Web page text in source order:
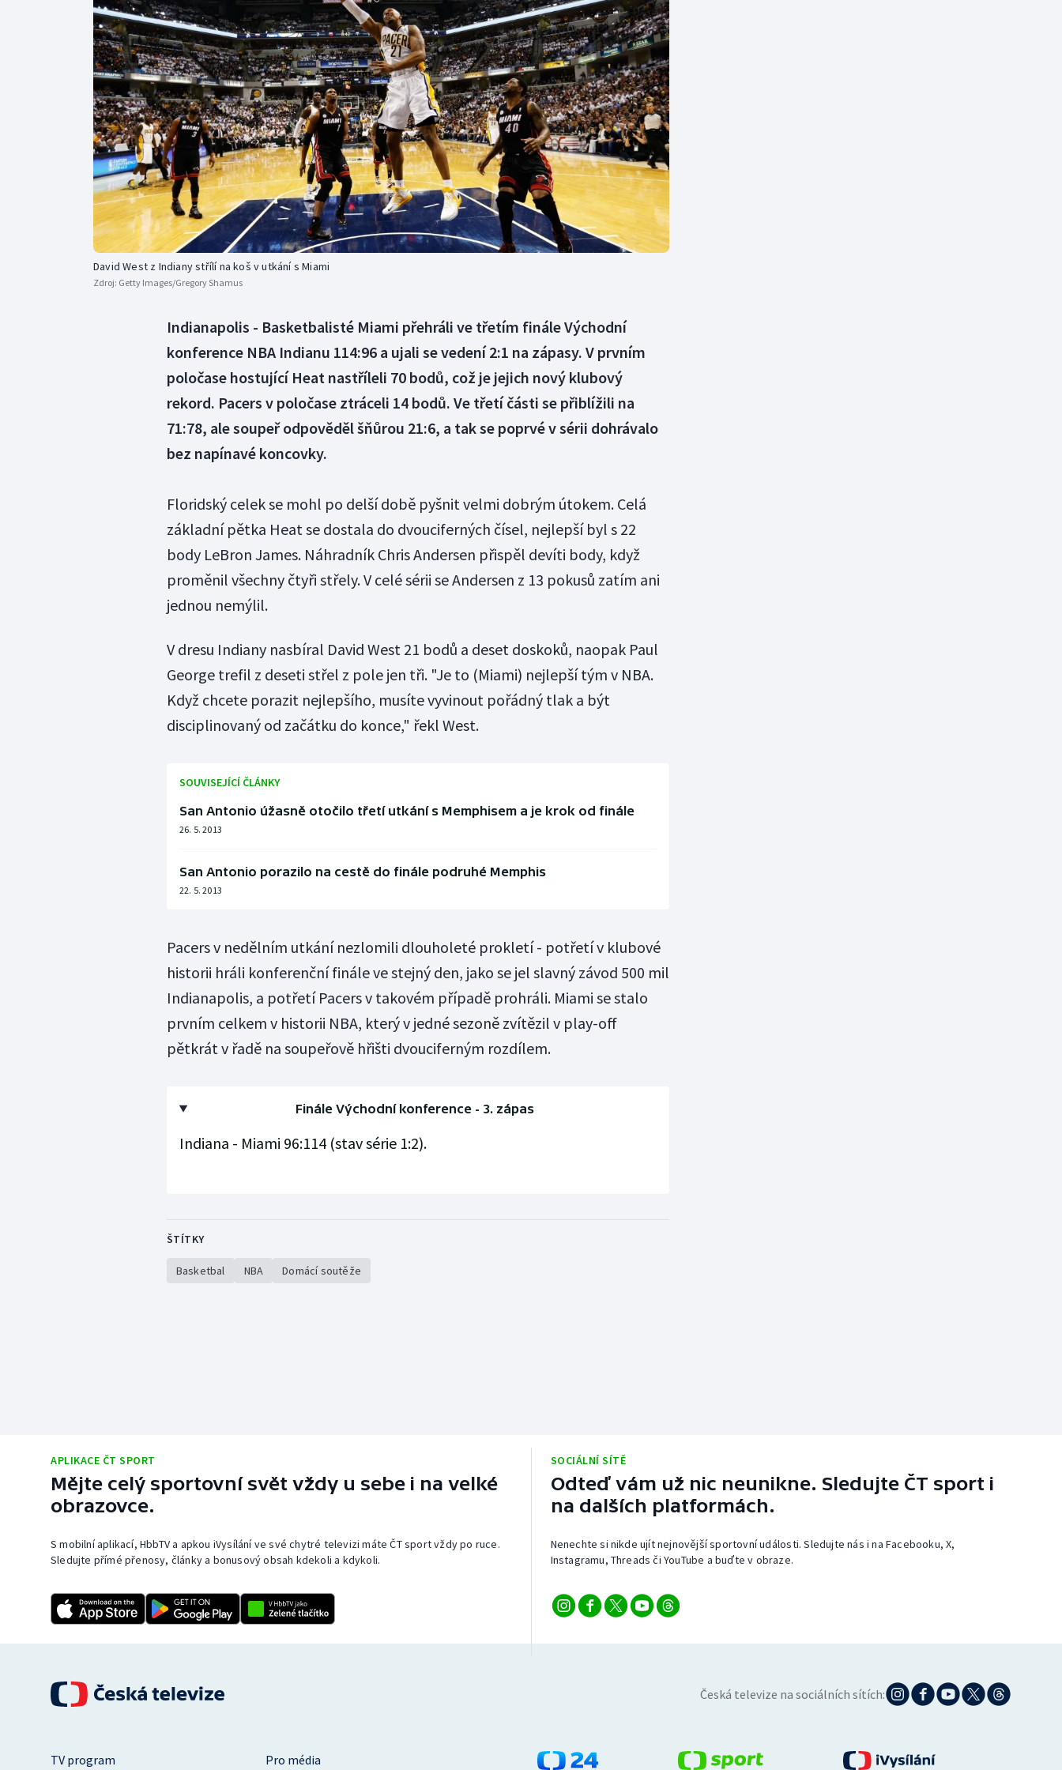
Curling
Dostihy
Florbal
Futsal
Golf
Gymnastika
Moderní pětiboj
Motorsport
Olympijské hry
Parasport
Plavání
Plážový volejbal
Triatlon
Veslování
Vodní slalom
Volejbal
Ostatní
David West z Indiany střílí na koš v utkání s Miami
Zdroj: Getty Images/Gregory Shamus
Indianapolis - Basketbalisté Miami přehráli ve třetím finále Východní
konference NBA Indianu 114:96 a ujali se vedení 2:1 na zápasy. V prvním
poločase hostující Heat nastříleli 70 bodů, což je jejich nový klubový
rekord. Pacers v poločase ztráceli 14 bodů. Ve třetí části se přiblížili na
71:78, ale soupeř odpověděl šňůrou 21:6, a tak se poprvé v sérii dohrávalo
bez napínavé koncovky.
Floridský celek se mohl po delší době pyšnit velmi dobrým útokem. Celá
základní pětka Heat se dostala do dvouciferných čísel, nejlepší byl s 22
body LeBron James. Náhradník Chris Andersen přispěl devíti body, když
proměnil všechny čtyři střely. V celé sérii se Andersen z 13 pokusů zatím ani
jednou nemýlil.
V dresu Indiany nasbíral David West 21 bodů a deset doskoků, naopak Paul
George trefil z deseti střel z pole jen tři. "Je to (Miami) nejlepší tým v NBA.
Když chcete porazit nejlepšího, musíte vyvinout pořádný tlak a být
disciplinovaný od začátku do konce," řekl West.
SOUVISEJÍCÍ ČLÁNKY
San Antonio úžasně otočilo třetí utkání s Memphisem a je krok od finále
26. 5. 2013
San Antonio porazilo na cestě do finále podruhé Memphis
22. 5. 2013
Pacers v nedělním utkání nezlomili dlouholeté prokletí - potřetí v klubové
historii hráli konferenční finále ve stejný den, jako se jel slavný závod 500 mil
Indianapolis, a potřetí Pacers v takovém případě prohráli. Miami se stalo
prvním celkem v historii NBA, který v jedné sezoně zvítězil v play-off
pětkrát v řadě na soupeřově hřišti dvouciferným rozdílem.
Finále Východní konference - 3. zápas
Indiana - Miami 96:114 (stav série 1:2).
ŠTÍTKY
Basketbal NBA Domácí soutěže
APLIKACE ČT SPORT
Mějte celý sportovní svět vždy u sebe i na velké
obrazovce.
S mobilní aplikací, HbbTV a apkou iVysílání ve své chytré televizi máte ČT sport vždy po ruce.
Sledujte přímé přenosy, články a bonusový obsah kdekoli a kdykoli.
SOCIÁLNÍ SÍTĚ
Odteď vám už nic neunikne. Sledujte ČT sport i
na dalších platformách.
Nenechte si nikde ujít nejnovější sportovní události. Sledujte nás i na Facebooku, X,
Instagramu, Threads či YouTube a buďte v obraze.
Česká televize na sociálních sítích:
TV program
Pro média